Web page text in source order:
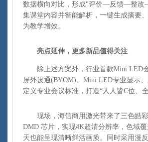
数据横向对比，形成"评价—反馈—整改
集课堂内容并智能解析，一键生成摘要
为教学增效。
亮点延伸，更多新品值得关注
除上述方案外，行业首款Mini LED会
屏外设通(BYOM)、Mini LED专业显示
定义专业会议标准，打造“人人皆C位、
现场，海信商用激光带来了三色皓彩
DMD 芯片，实现4K超清分辨率，色域
天也能呈现清晰鲜活画质。同时采用漫